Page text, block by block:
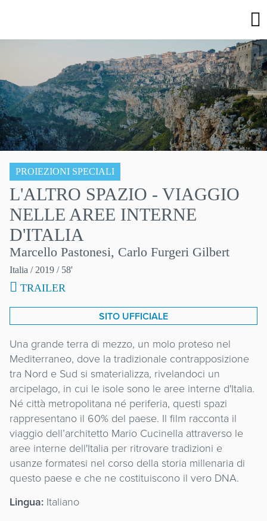
PROIEZIONI SPECIALI
L'ALTRO SPAZIO - VIAGGIO
NELLE AREE INTERNE
D'ITALIA
Marcello Pastonesi, Carlo Furgeri Gilbert
Italia / 2019 / 58'
TRAILER
SITO UFFICIALE
Una grande terra di mezzo, un molo proteso nel
Mediterraneo, dove la tradizionale contrapposizione
tra Nord e Sud si smaterializza, rivelandoci un
arcipelago, in cui le isole sono le aree interne d'Italia.
Né città metropolitana né periferia, questi spazi
rappresentano il 60% del paese. Il film racconta il
viaggio dell’architetto Mario Cucinella attraverso le
aree interne dell'Italia per ritrovare tradizioni e
usanze formatesi nel corso della storia millenaria di
questo paese e che ne costituiscono il vero DNA.
Lingua: Italiano